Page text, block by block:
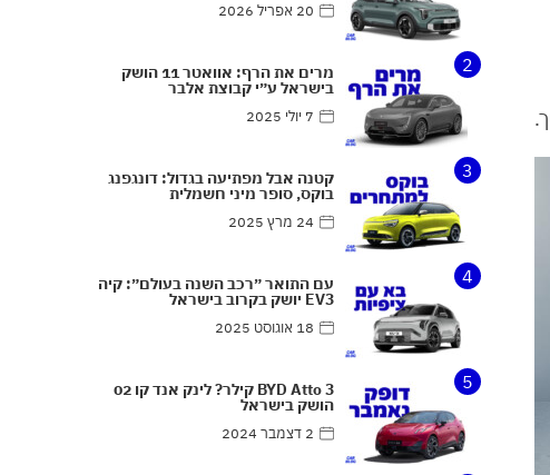
20 אפריל 2026
2 מרים את הרף: אוואטר 11 הושק
בישראל ע״י קבוצת אלבר
7 יולי 2025
3 קטנה אבל מפתיעה בגדול: דונגפנג
בוקס, סופר מיני חשמלית
24 מרץ 2025
4 עם התואר ״רכב השנה בעולם״: קיה
EV3 יושק בקרוב בישראל
18 אוגוסט 2025
5 BYD Atto 3 קילר? לינק אנד קו 02
הושק בישראל
2 דצמבר 2024